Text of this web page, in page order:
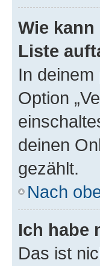
Wie
Liste
In
Option
deinen
gezählt.
Nach
Ich habe
Das ist